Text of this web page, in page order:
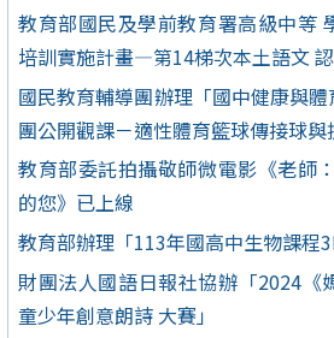
教育部國民及學前教育署高級中等
培訓實施計畫—第14梯次本土語文
國民教育輔導團辦理「國中健康與
團公開觀課－適性體育籃球傳接球
教育部委託拍攝敬師微電影《老師
的您》已上線
教育部辦理「113年國高中生物課程
財團法人國語日報社協辦「2024《
童少年創意朗詩 大賽」